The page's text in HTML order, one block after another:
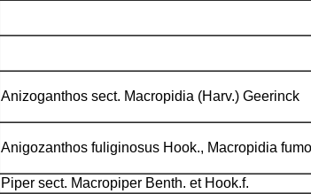
Anizoganthos sect. Macropidia (Harv.) Geerinck
Anigozanthos fuliginosus Hook., Macropidia
Piper sect. Macropiper Benth. et Hook.f.